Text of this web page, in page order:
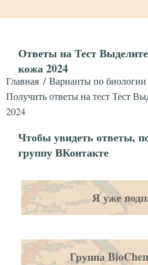
Ответы на Тест
кожа 2024
Главная
Варианты по биологии
Получить ответы на тест Тест
2024
Чтобы увидеть ответы,
группу ВКонтакте
Я уже
Группа